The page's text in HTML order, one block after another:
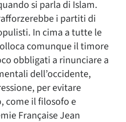
si parla di Islam.
i partiti di
In cima a tutte le
comunque il timore
obbligati a rinunciare a
dell’occidente,
per evitare
come il filosofo e
Française Jean